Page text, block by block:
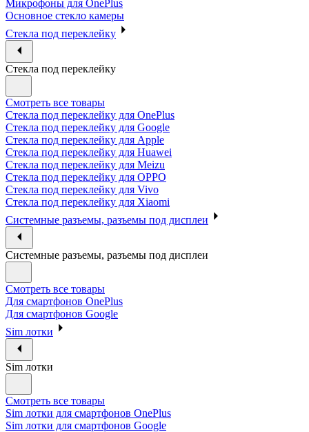
Микрофоны для OnePlus
Основное стекло камеры
Стекла под переклейку
Стекла под переклейку
Смотреть все товары
Стекла под переклейку для OnePlus
Стекла под переклейку для Google
Стекла под переклейку для Apple
Стекла под переклейку для Huawei
Стекла под переклейку для Meizu
Стекла под переклейку для OPPO
Стекла под переклейку для Vivo
Стекла под переклейку для Xiaomi
Системные разъемы, разъемы под дисплеи
Системные разъемы, разъемы под дисплеи
Смотреть все товары
Для смартфонов OnePlus
Для смартфонов Google
Sim лотки
Sim лотки
Смотреть все товары
Sim лотки для смартфонов OnePlus
Sim лотки для смартфонов Google